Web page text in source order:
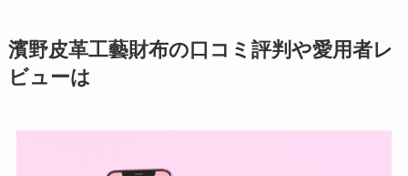
濱野皮革工藝財布の口コミ評判や愛用者レ
ビューは